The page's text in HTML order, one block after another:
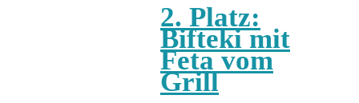
2. Platz:
Bifteki mit
Feta vom
Grill